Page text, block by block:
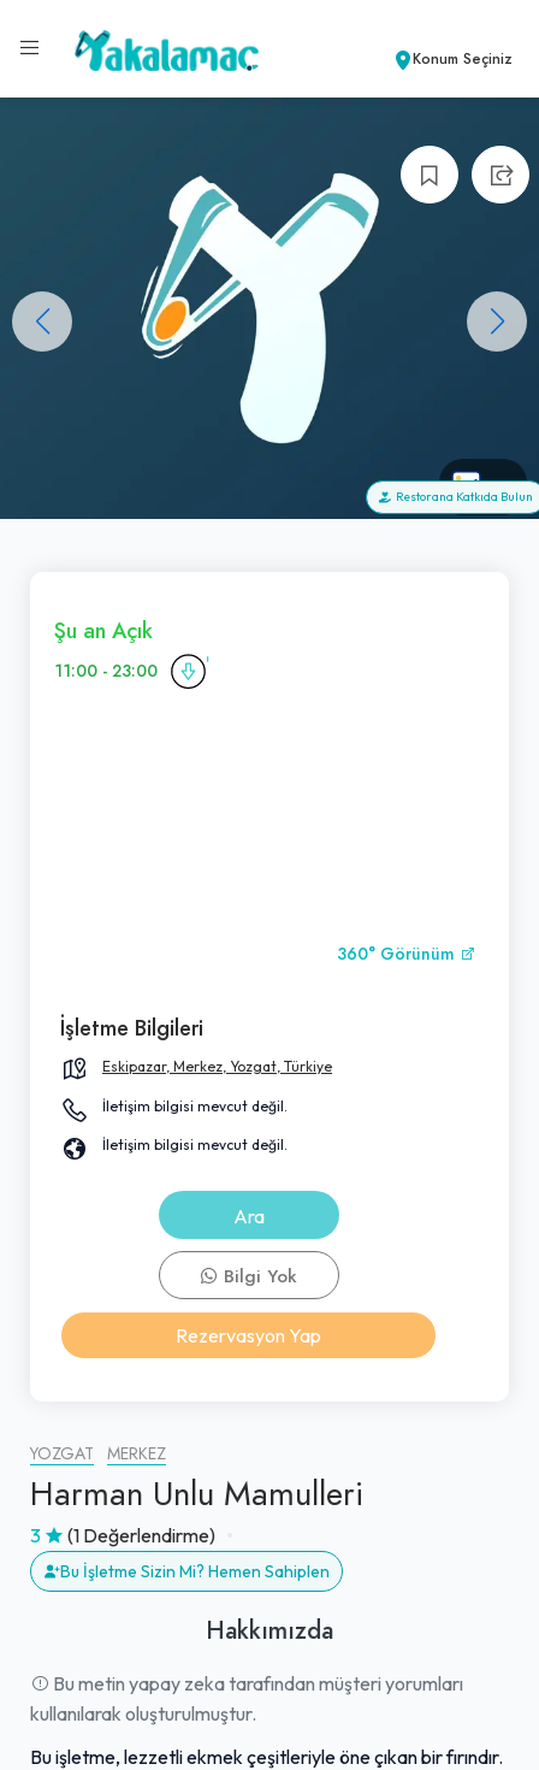
Konum Seçiniz
+0
Restorana Katkıda Bulun
YOZGAT MERKEZ
Harman Unlu Mamulleri
3 (1 Değerlendirme)
Bu İşletme Sizin Mi? Hemen Sahiplen
Hakkımızda
Bu metin yapay zeka tarafından müşteri yorumları
kullanılarak oluşturulmuştur.
Bu işletme, lezzetli ekmek çeşitleriyle öne çıkan bir fırındır.
Şu an Açık
11:00 - 23:00
360° Görünüm
İşletme Bilgileri
Eskipazar, Merkez, Yozgat, Türkiye
İletişim bilgisi mevcut değil.
İletişim bilgisi mevcut değil.
Ara
Bilgi Yok
Rezervasyon Yap